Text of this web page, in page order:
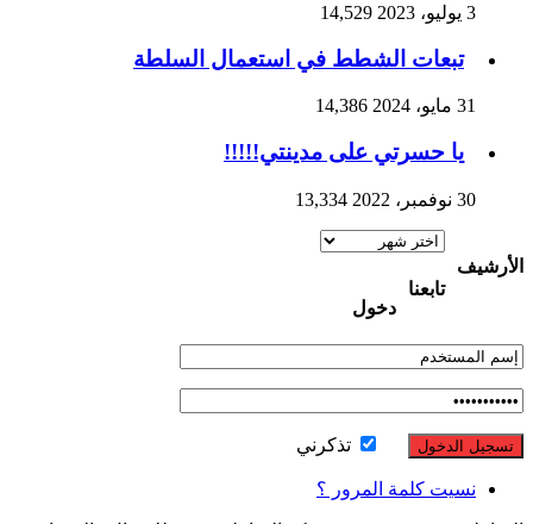
3 يوليو، 2023 14,529
تبعات الشطط في استعمال السلطة
31 مايو، 2024 14,386
يا حسرتي على مدينتي!!!!!
30 نوفمبر، 2022 13,334
الأرشيف
الأرشيف
تابعنا
دخول
تذكرني
نسيت كلمة المرور ؟